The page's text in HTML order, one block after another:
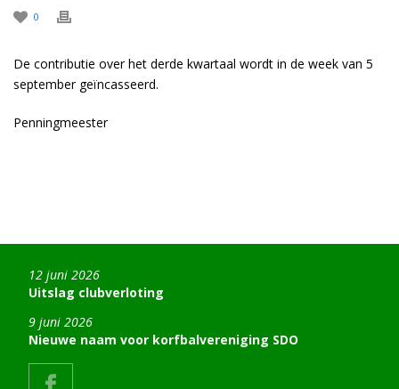
0
De contributie over het derde kwartaal wordt in de week van 5
september geïncasseerd.
Penningmeester
Uitslag clubverloting
12 juni 2026
Nieuwe naam voor korfbalvereniging SDO
9 juni 2026